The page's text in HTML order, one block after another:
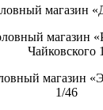
магазин
магазин
Чайковского 1
магазин
1/46